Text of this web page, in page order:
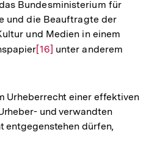
Bundesministerium für
und die Beauftragte der
und Medien in einem
Zur
Fußnote
[16] unter anderem
Urheberrecht einer effektiven
und verwandten
entgegenstehen dürfen,